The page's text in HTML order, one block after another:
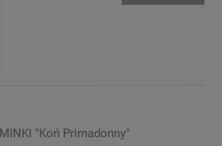
"Koń Primadonny"